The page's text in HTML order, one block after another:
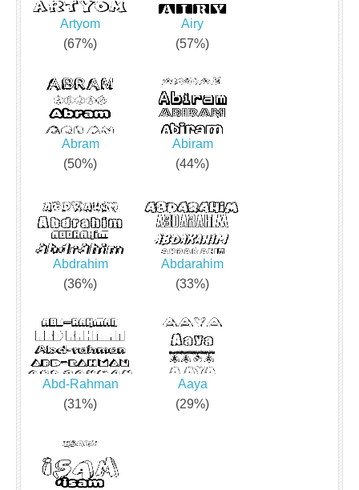
Artyom
(67%)
Airy
(57%)
Abram
(50%)
Abiram
(44%)
Abdrahim
(36%)
Abdarahim
(33%)
Abd-Rahman
(31%)
Aaya
(29%)